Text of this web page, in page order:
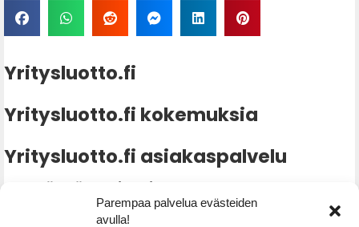
Parempaa palvelua evästeiden
avulla!
Yritysluotto.fi
Yritysluotto.fi kokemuksia
Yritysluotto.fi asiakaspalvelu
Sähköpostiosoite:
Puhelinnumero: